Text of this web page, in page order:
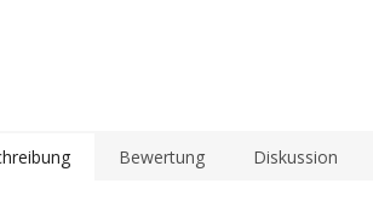
Bewertung Diskussion